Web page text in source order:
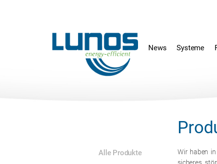
überspringen
überspringen
News Systeme
Navigation
überspringen
Alle Produkte
Wir haben
sicheres,